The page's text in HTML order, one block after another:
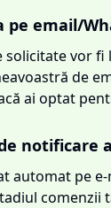
pe email/
solicitate vor
de
ai optat
notificare
automat pe e-
comenzii